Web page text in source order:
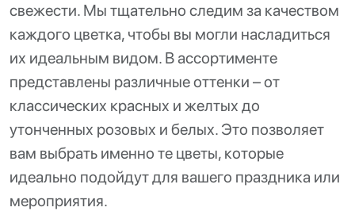
свежести. Мы тщательно следим за качеством
каждого цветка, чтобы вы могли насладиться
их идеальным видом. В ассортименте
представлены различные оттенки – от
классических красных и желтых до
утонченных розовых и белых. Это позволяет
вам выбрать именно те цветы, которые
идеально подойдут для вашего праздника или
мероприятия.